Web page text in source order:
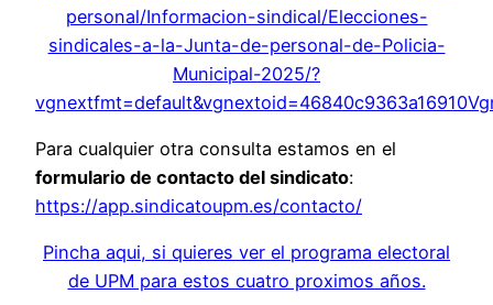
personal/Informacion-sindical/Elecciones-
sindicales-a-la-Junta-de-personal-de-Policia-
Municipal-2025/?
Para cualquier otra consulta estamos en el
formulario de contacto del sindicato:
https://app.sindicatoupm.es/contacto/
Pincha aqui, si quieres ver el programa electoral
de UPM para estos cuatro proximos años.